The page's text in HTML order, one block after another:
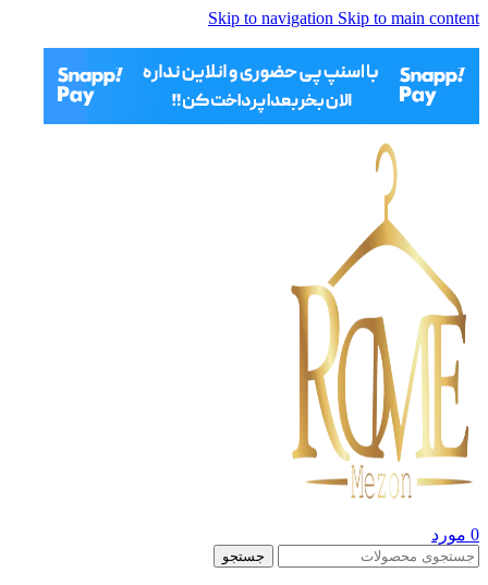
Skip to navigation Skip to main content
0 مورد
جستجو